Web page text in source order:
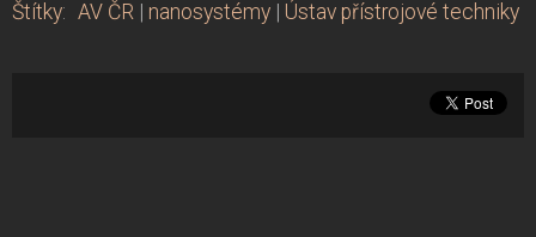
Štítky: AV ČR | nanosystémy | Ústav přístrojové techniky